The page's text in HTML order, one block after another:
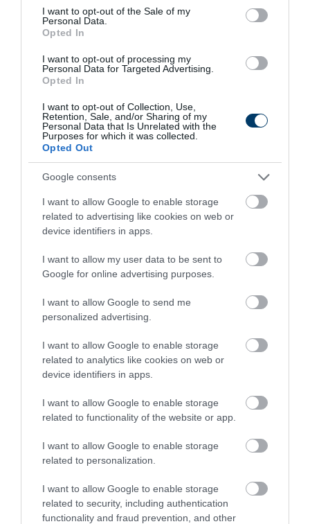
consent section.
I want to opt-out of the Sale of my
Personal Data.
Opted In
I want to opt-out of processing my
Personal Data for Targeted Advertising.
Opted In
I want to opt-out of Collection, Use,
Retention, Sale, and/or Sharing of my
Personal Data that Is Unrelated with the
Purposes for which it was collected.
Opted Out
Google consents
I want to allow Google to enable storage
related to advertising like cookies on web or
device identifiers in apps.
I want to allow my user data to be sent to
Google for online advertising purposes.
I want to allow Google to send me
personalized advertising.
I want to allow Google to enable storage
related to analytics like cookies on web or
device identifiers in apps.
I want to allow Google to enable storage
related to functionality of the website or app.
I want to allow Google to enable storage
related to personalization.
I want to allow Google to enable storage
related to security, including authentication
functionality and fraud prevention, and other
This Simple Trick Removes All Parasites From
Your Body!
499 145 164
2 h 16 min
Die Instantly
383 48 296